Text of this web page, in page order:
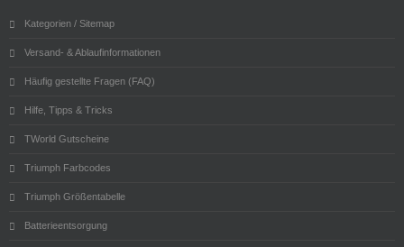
Kategorien / Sitemap
Versand- & Ablaufinformationen
Häufig gestellte Fragen (FAQ)
Hilfe, Tipps & Tricks
TWorld Gutscheine
Triumph Farbcodes
Triumph Größentabelle
Batterieentsorgung